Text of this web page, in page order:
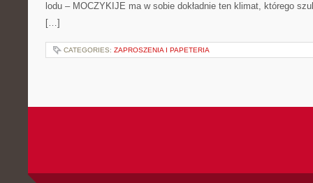
lodu – MOCZYKIJE ma w sobie dokładnie ten klimat, którego
[…]
CATEGORIES: ZAPROSZENIA I PAPETERIA